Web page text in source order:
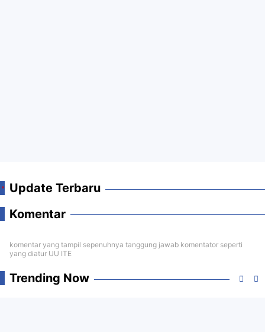
Update Terbaru
Komentar
komentar yang tampil sepenuhnya tanggung jawab komentator seperti
yang diatur UU ITE
Trending Now